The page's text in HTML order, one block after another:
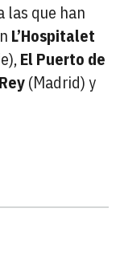
las que han
L’Hospitalet
El Puerto de
(Madrid) y